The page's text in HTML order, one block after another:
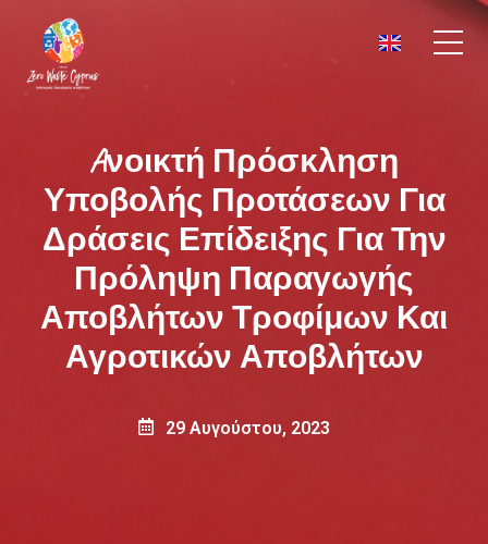
Aνοικτή Πρόσκληση
Υποβολής Προτάσεων Για
Δράσεις Επίδειξης Για Την
Πρόληψη Παραγωγής
Αποβλήτων Τροφίμων Και
Αγροτικών Αποβλήτων
29 Αυγούστου, 2023